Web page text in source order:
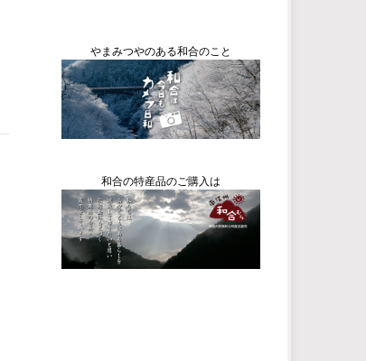
やまみつやのある和合のこと
和合の特産品のご購入は